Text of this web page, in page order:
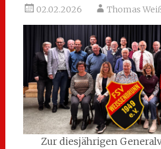
02.02.2026 Thomas
Zur diesjährigen